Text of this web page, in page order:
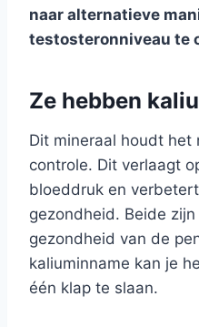
naar alternatieve
testosteronniveau te
Ze hebben
Dit mineraal houdt het
controle. Dit verlaagt
bloeddruk en
gezondheid. Beide
gezondheid van de
kaliuminname kan je
één klap te slaan.